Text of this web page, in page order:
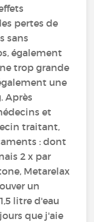
pertes de
sans
également
trop grande
une
Après
et
traitant,
: dont
2 x par
Metarelax
un
litre d'eau
que j'aie